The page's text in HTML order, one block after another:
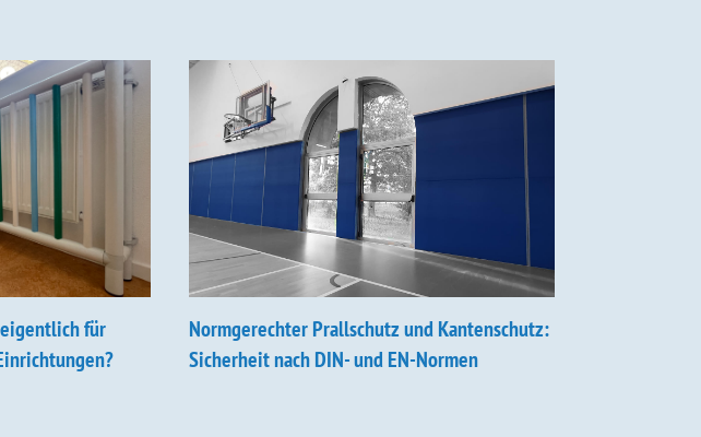
für
Normgerechter Prallschutz und Kantenschutz:
Sicherheit nach DIN- und EN-Normen